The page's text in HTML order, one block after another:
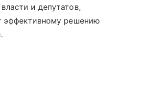
и депутатов,
эффективному решению